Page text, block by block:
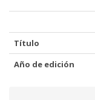
Título
Año de edición